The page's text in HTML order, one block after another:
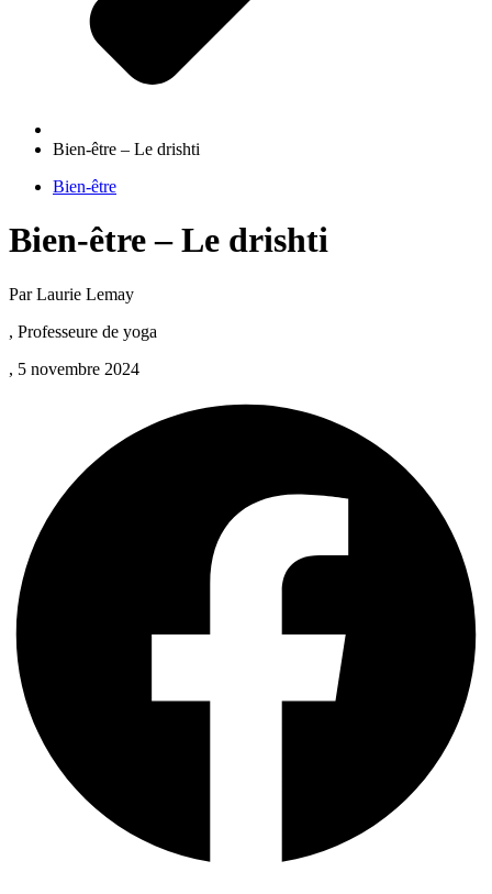
Bien-être – Le drishti
Bien-être
Bien-être – Le drishti
Par Laurie Lemay
, Professeure de yoga
, 5 novembre 2024